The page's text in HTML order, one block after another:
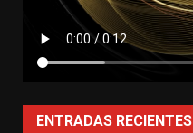
ENTRADAS RECIENTES